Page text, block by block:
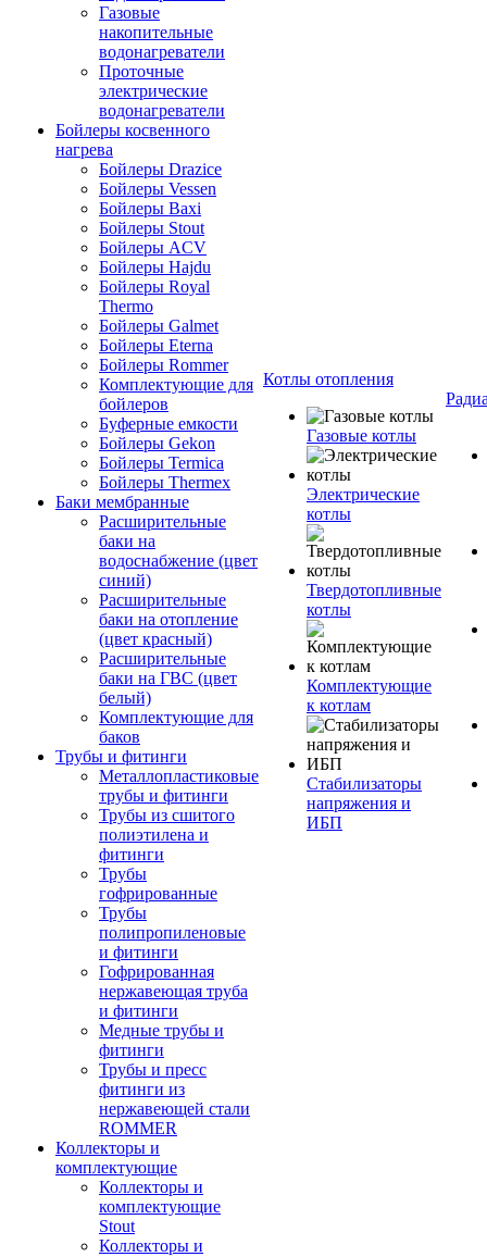
Газовые
накопительные
водонагреватели
Проточные
электрические
водонагреватели
Бойлеры косвенного
нагрева
Бойлеры Drazice
Бойлеры Vessen
Бойлеры Baxi
Бойлеры Stout
Бойлеры ACV
Бойлеры Hajdu
Бойлеры Royal
Thermo
Бойлеры Galmet
Бойлеры Eterna
Бойлеры Rommer
Комплектующие для
бойлеров
Буферные емкости
Бойлеры Gekon
Бойлеры Termica
Бойлеры Thermex
Баки мембранные
Расширительные
баки на
водоснабжение (цвет
синий)
Расширительные
баки на отопление
(цвет красный)
Расширительные
баки на ГВС (цвет
белый)
Комплектующие для
баков
Трубы и фитинги
Металлопластиковые
трубы и фитинги
Трубы из сшитого
полиэтилена и
фитинги
Трубы
гофрированные
Трубы
полипропиленовые
и фитинги
Гофрированная
нержавеющая труба
и фитинги
Медные трубы и
фитинги
Трубы и пресс
фитинги из
нержавеющей стали
ROMMER
Коллекторы и
комплектующие
Коллекторы и
комплектующие
Stout
Коллекторы и
Котлы отопления
Газовые котлы
Электрические
котлы
Твердотопливные
котлы
Комплектующие
к котлам
Стабилизаторы
напряжения и
ИБП